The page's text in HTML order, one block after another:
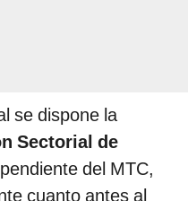
se dispone la
Sectorial de
del MTC,
cuanto antes al